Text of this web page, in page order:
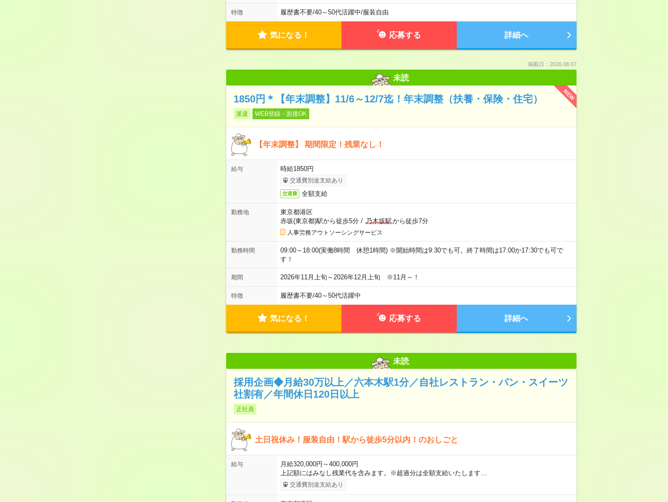
特徴 履歴書不要/40～50代活躍中/服装自由
気になる！ 応募する 詳細へ
掲載日：2026.08.07
未読
NEW
1850円＊【年末調整】11/6～12/7迄！年末調整（扶養・保険・住宅）
派遣 WEB登録・面接OK
【年末調整】 期間限定！残業なし！
給与 時給1850円
交通費別途支給あり
交通費 全額支給
勤務地
東京都港区
赤坂(東京都)駅から徒歩5分/ 乃木坂駅から徒歩7分
人事労務アウトソーシングサービス
勤務時間
09:00～18:00(実働8時間 休憩1時間) ※開始時間は9:30でも可。終了時間は17:00か17:30でも可で
す！
期間 2026年11月上旬～2026年12月上旬 ※11月～！
特徴 履歴書不要/40～50代活躍中
気になる！ 応募する 詳細へ
未読
採用企画◆月給30万以上／六本木駅1分／自社レストラン・パン・スイーツ
社割有／年間休日120日以上
正社員
土日祝休み！服装自由！駅から徒歩5分以内！のおしごと
給与
月給320,000円～400,000円
上記額にはみなし残業代を含みます。※超過分は全額支給いたします…
交通費別途支給あり